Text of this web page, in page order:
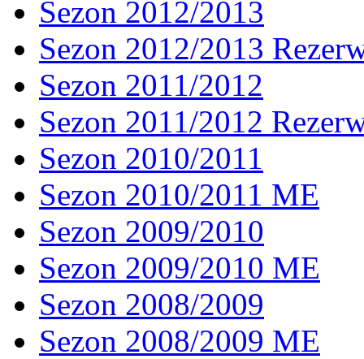
Sezon 2012/2013
Sezon 2012/2013
Sezon 2011/2012
Sezon 2011/2012
Sezon 2010/2011
Sezon 2010/2011 ME
Sezon 2009/2010
Sezon 2009/2010 ME
Sezon 2008/2009
Sezon 2008/2009 ME